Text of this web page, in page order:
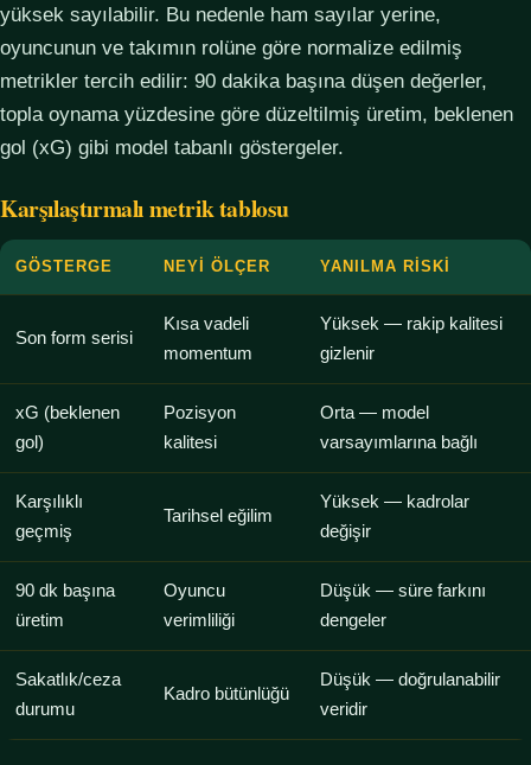
yüksek sayılabilir. Bu nedenle ham sayılar yerine,
oyuncunun ve takımın rolüne göre normalize edilmiş
metrikler tercih edilir: 90 dakika başına düşen değerler,
topla oynama yüzdesine göre düzeltilmiş üretim, beklenen
gol (xG) gibi model tabanlı göstergeler.
Karşılaştırmalı metrik tablosu
GÖSTERGE NEYI ÖLÇER YANILMA RISKI
Son form serisi
Kısa vadeli
momentum
Yüksek — rakip kalitesi
gizlenir
xG (beklenen
gol)
Pozisyon
kalitesi
Orta — model
varsayımlarına bağlı
Karşılıklı
geçmiş
Tarihsel eğilim
Yüksek — kadrolar
değişir
90 dk başına
üretim
Oyuncu
verimliliği
Düşük — süre farkını
dengeler
Sakatlık/ceza
durumu
Kadro bütünlüğü
Düşük — doğrulanabilir
veridir